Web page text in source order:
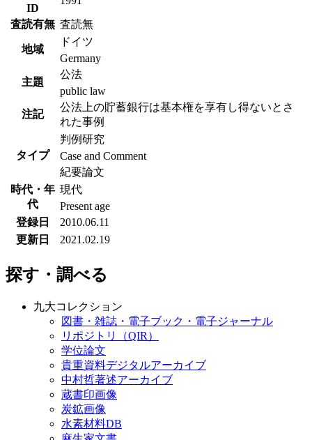
ID
査読有無 査読無
地域
ドイツ
Germany
主題
公法
public law
注記
公法上の貯蓄銀行は基本権を享有し得ないとさ
れた事例
タイプ
判例研究
Case and Comment
紀要論文
時代・年
代
現代
Present age
登録日
2010.06.11
更新日
2021.02.19
探す・調べる
九大コレクション
図書・雑誌・電子ブック・電子ジャーナル
リポジトリ（QIR）
学位論文
貴重資料デジタルアーカイブ
中村哲著述アーカイブ
蔵書印画像
炭鉱画像
水素材料DB